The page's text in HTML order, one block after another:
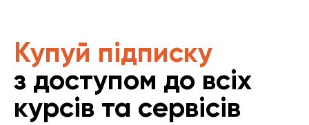
Купуй підписку
з доступом до всіх
курсів та сервісів